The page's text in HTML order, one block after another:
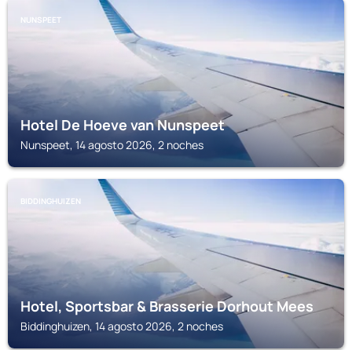
NUNSPEET
Hotel De Hoeve van Nunspeet
Nunspeet, 14 agosto 2026, 2 noches
BIDDINGHUIZEN
Hotel, Sportsbar & Brasserie Dorhout Mees
Biddinghuizen, 14 agosto 2026, 2 noches